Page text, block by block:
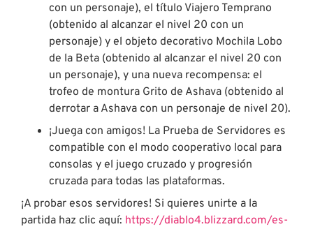
con un personaje), el título Viajero Temprano
(obtenido al alcanzar el nivel 20 con un
personaje) y el objeto decorativo Mochila Lobo
de la Beta (obtenido al alcanzar el nivel 20 con
un personaje), y una nueva recompensa: el
trofeo de montura Grito de Ashava (obtenido al
derrotar a Ashava con un personaje de nivel 20).
¡Juega con amigos! La Prueba de Servidores es
compatible con el modo cooperativo local para
consolas y el juego cruzado y progresión
cruzada para todas las plataformas.
¡A probar esos servidores! Si quieres unirte a la
partida haz clic aquí: https://diablo4.blizzard.com/es-